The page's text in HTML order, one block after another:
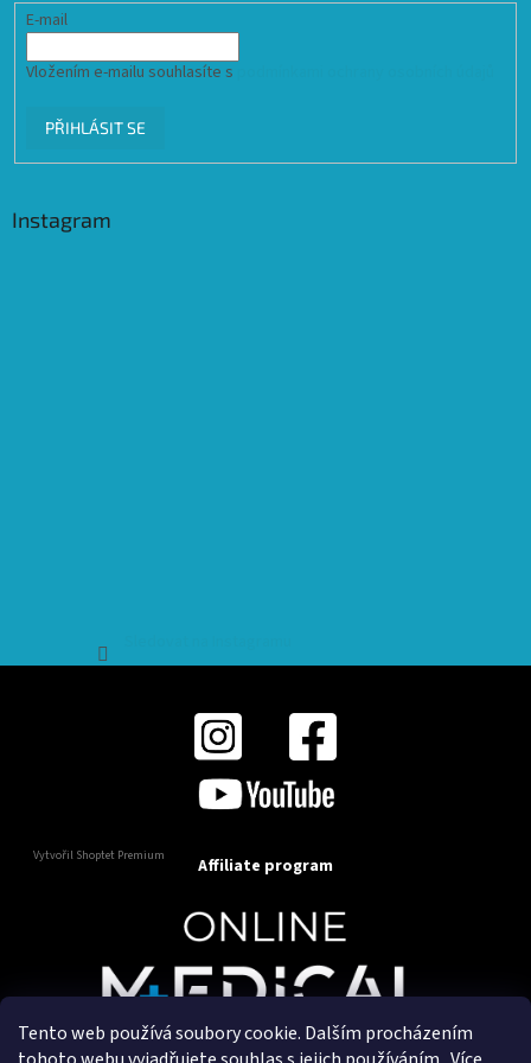
Tento web používá soubory cookie. Dalším procházením
E-mail
Vložením e-mailu souhlasíte s
PŘIHLÁSIT SE
Instagram
Vytvořil Shoptet Premium Affiliate program
Copyright 2025OnlineMedical.cz. Všechna práva